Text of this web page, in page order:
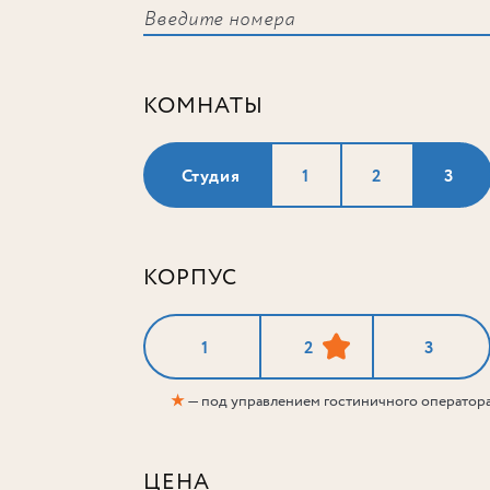
КОМНАТЫ
Студия 1 2 3
КОРПУС
1 2 3
★— под управлением гостиничного
ЦЕНА